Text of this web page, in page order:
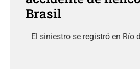
Brasil
El siniestro se registró en Río